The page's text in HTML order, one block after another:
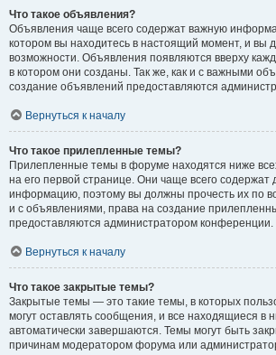
Что такое объявления?
Объявления чаще всего содержат важную
котором вы находитесь в настоящий момент, и вы
возможности. Объявления появляются вверху
в котором они созданы. Так же, как и с важными
создание объявлений предоставляются
Вернуться к началу
Что такое прилепленные темы?
Прилепленные темы в форуме находятся ниже
на его первой странице. Они чаще всего содержат
информацию, поэтому вы должны прочесть их по
и с объявлениями, права на создание
предоставляются администратором конференции.
Вернуться к началу
Что такое закрытые темы?
Закрытые темы — это такие темы, в которых
могут оставлять сообщения, и все находящиеся в
автоматически завершаются. Темы могут быть
причинам модератором форума или